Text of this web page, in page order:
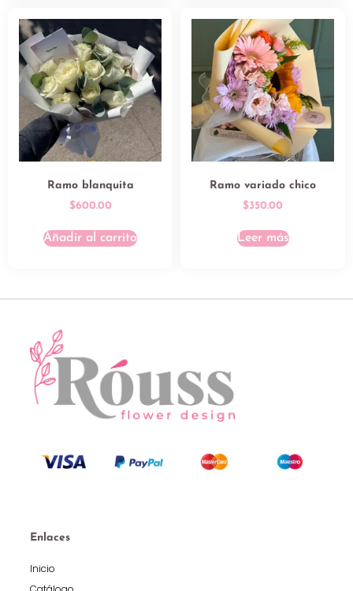
Ramo blanquita
$600.00
Añadir al carrito
Ramo variado chico
$350.00
Leer más
Enlaces
Inicio